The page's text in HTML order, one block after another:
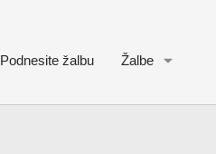
Podnesite žalbu Žalbe